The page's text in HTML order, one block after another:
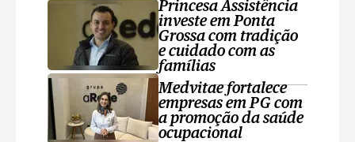
Princesa Assistência
investe em Ponta
Grossa com tradição
e cuidado com as
famílias
Medvitae fortalece
empresas em PG com
a promoção da saúde
ocupacional